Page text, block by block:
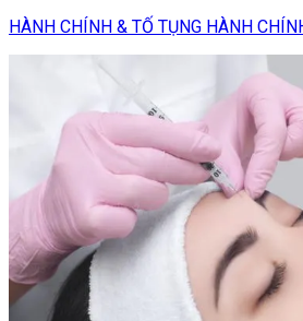
HÀNH CHÍNH & TỐ TỤNG HÀNH